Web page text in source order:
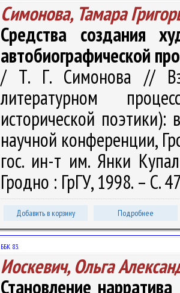
Симонова, Тамара
Средства создания
автобиографической
/ Т. Г. Симонова //
литературном
исторической
научной конференции,
гос. ин-т им. Янки
Гродно : ГрГУ, 1998. – С.
Добавить в корзину Подробнее
ББК 83.
Иоскевич, Ольга
Становление